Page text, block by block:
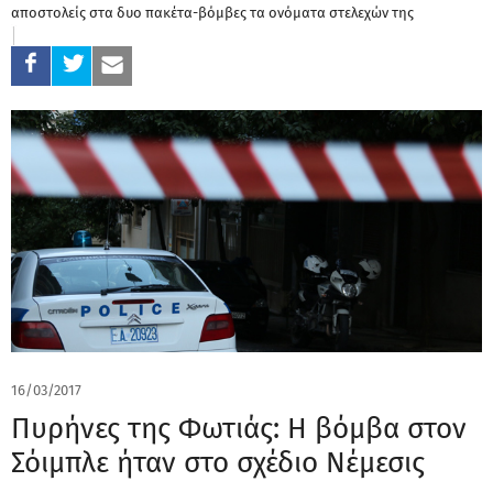
αποστολείς στα δυο πακέτα-βόμβες τα ονόματα στελεχών της
16/03/2017
Πυρήνες της Φωτιάς: Η βόμβα στον
Σόιμπλε ήταν στο σχέδιο Νέμεσις